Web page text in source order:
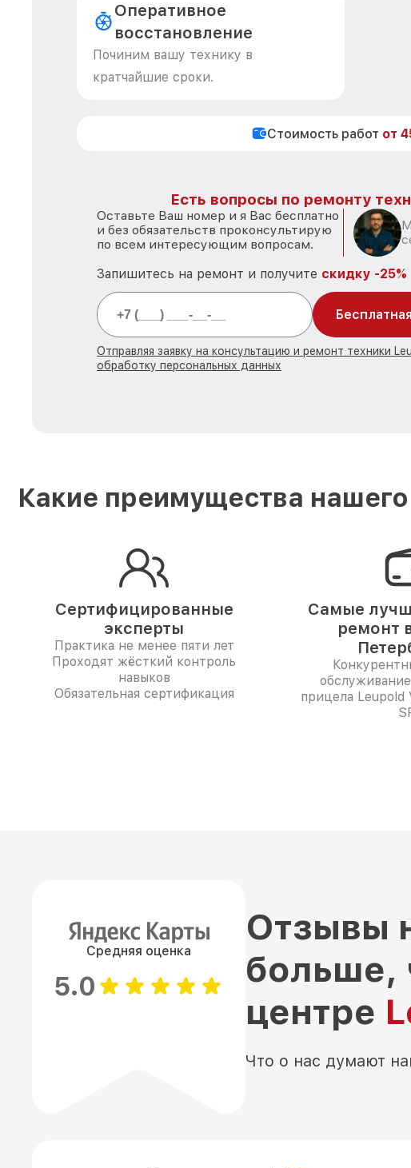
Оперативное
восстановление
Починим вашу технику в
кратчайшие сроки.
Стоимость работ от
Есть вопросы по ремонту
Оставьте Ваш номер и я Вас бесплатно
и без обязательств проконсультирую
по всем интересующим вопросам.
Запишитесь на ремонт и получите скидку -25%
Отправляя заявку на консультацию и ремонт техники
обработку персональных данных
Какие преимущества
Сертифицированные
эксперты
Практика не менее пяти лет
Проходят жёсткий контроль
навыков
Обязательная сертификация
Самые
ремонт
прицела Leupold
Средняя оценка
5.0
Отзывы
больше,
центре
Что о нас думают